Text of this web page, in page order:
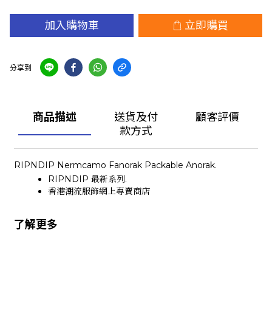
加入購物車 立即購買
分享到
商品描述
送貨及付
款方式
顧客評價
RIPNDIP Nermcamo Fanorak Packable Anorak.
RIPNDIP 最新系列.
香港潮流服飾網上專賣商店
了解更多